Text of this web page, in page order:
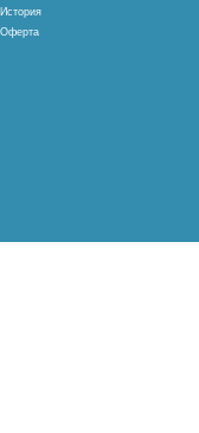
История
Оферта